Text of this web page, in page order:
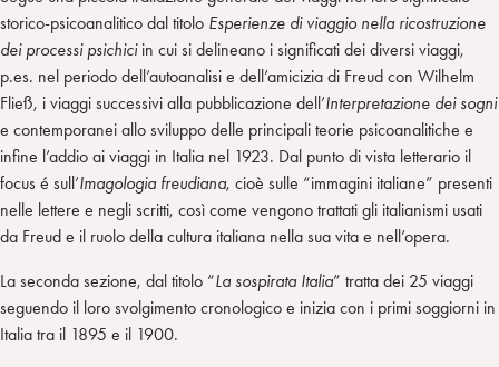
storico-psicoanalitico dal titolo Esperienze di viaggio nella ricostruzione
dei processi psichiciin cui si delineano i significati dei diversi viaggi,
p.es. nel periodo dell’autoanalisi e dell’amicizia di Freud con Wilhelm
Fließ, i viaggi successivi alla pubblicazione dell’Interpretazione dei sogni
e contemporanei allo sviluppo delle principali teorie psicoanalitiche e
infine l’addio ai viaggi in Italia nel 1923. Dal punto di vista letterario il
focus é sull’Imagologia freudiana, cioè sulle “immagini italiane” presenti
nelle lettere e negli scritti, così come vengono trattati gli italianismi usati
da Freud e il ruolo della cultura italiana nella sua vita e nell’opera.
La seconda sezione, dal titolo “La sospirata Italia” tratta dei 25 viaggi
seguendo il loro svolgimento cronologico e inizia con i primi soggiorni in
Italia tra il 1895 e il 1900.